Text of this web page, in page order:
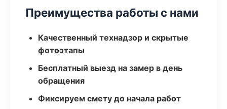
Преимущества работы с нами
Качественный технадзор и скрытые
фотоэтапы
Бесплатный выезд на замер в день
обращения
Фиксируем смету до начала работ